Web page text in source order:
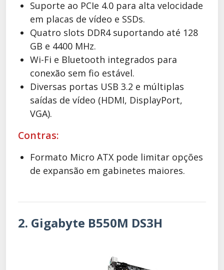
Suporte ao PCIe 4.0 para alta velocidade
em placas de vídeo e SSDs.
Quatro slots DDR4 suportando até 128
GB e 4400 MHz.
Wi-Fi e Bluetooth integrados para
conexão sem fio estável.
Diversas portas USB 3.2 e múltiplas
saídas de vídeo (HDMI, DisplayPort,
VGA).
Contras:
Formato Micro ATX pode limitar opções
de expansão em gabinetes maiores.
2. Gigabyte B550M DS3H